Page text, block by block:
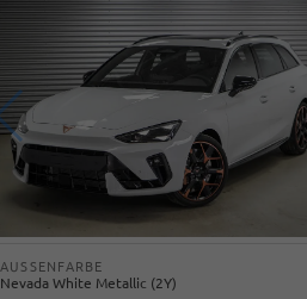
AUSSENFARBE
Nevada White Metallic (2Y)